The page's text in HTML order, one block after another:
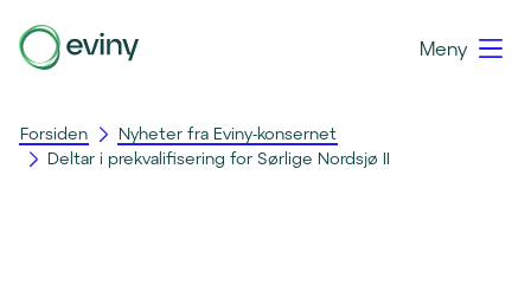
Meny
Forsiden
Nyheter fra Eviny-konsernet
Deltar i prekvalifisering for Sørlige Nordsjø II